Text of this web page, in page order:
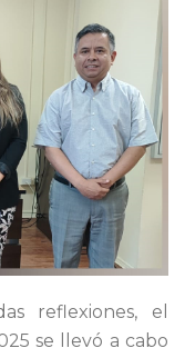
reflexiones, el
se llevó a cabo